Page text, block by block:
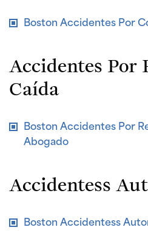
Boston Accidentes Por
Accidentes Por
Caída
Boston Accidentes Por
Abogado
Accidentess
Boston Accidentess